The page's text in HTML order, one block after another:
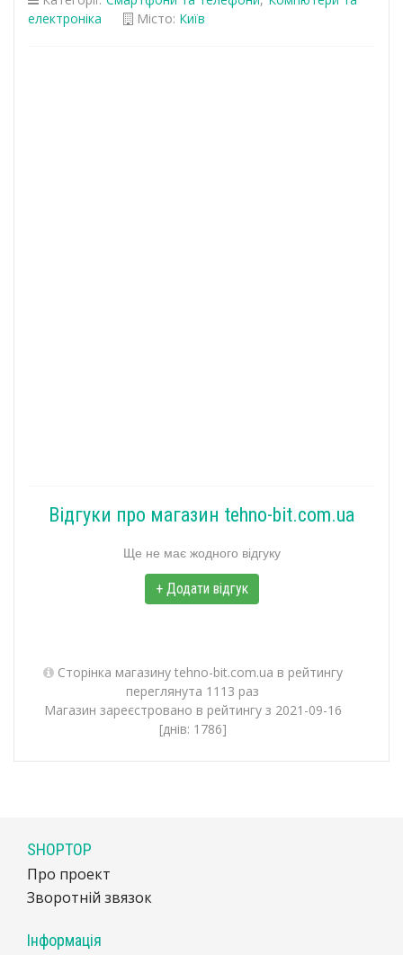
електроніка
Місто: Київ
Відгуки про магазин tehno-bit.com.ua
Ще не має жодного відгуку
+ Додати відгук
Сторінка магазину tehno-bit.com.ua в рейтингу
переглянута 1113 раз
Магазин зареєстровано в рейтингу з 2021-09-16
[днів: 1786]
SHOPTOP
Про проект
Зворотній звязок
Інформація